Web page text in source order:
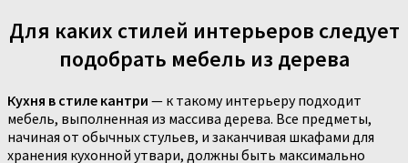
Для каких стилей интерьеров следует
подобрать мебель из дерева
Кухня в стиле кантри — к такому интерьеру подходит
мебель, выполненная из массива дерева. Все предметы,
начиная от обычных стульев, и заканчивая шкафами для
хранения кухонной утвари, должны быть максимально